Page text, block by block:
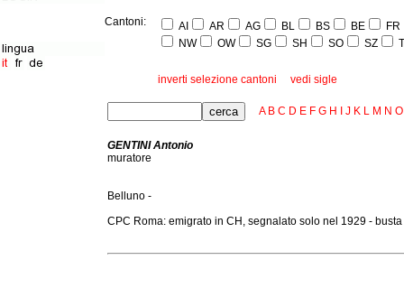
Cantoni: AI AR AG BL BS BE
FR
NW
OW SG SH SO SZ
inverti selezione cantoni vedi sigle
A B C D E F G H J K L M N O
GENTINI Antonio
muratore
Belluno -
CPC Roma: emigrato in CH, segnalato solo nel 1929 -